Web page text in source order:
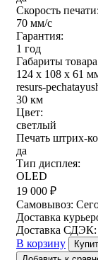
Скорость печати:
70 мм/с
Гарантия:
1 год
Габариты
124 x 108 x 61
resurs-
30 км
Цвет:
светлый
Печать штрих-
да
Тип дисплея:
OLED
19 000 ₽
Самовывоз:
Доставка
Доставка СДЭК:
В корзину